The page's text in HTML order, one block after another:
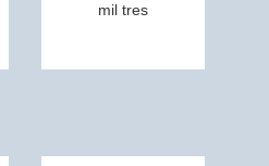
mil tres